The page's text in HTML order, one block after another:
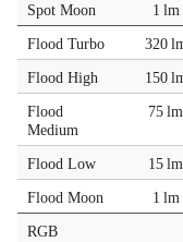
Spot Moon
1 lm
Flood Turbo
320
Flood High
150
Flood
Medium
75 lm
Flood Low 15 lm
Flood Moon
1 lm
RGB